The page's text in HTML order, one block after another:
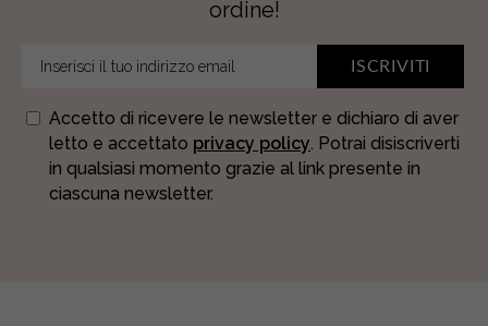
ordine!
ISCRIVITI
Accetto di ricevere le newsletter e dichiaro di aver
letto e accettato privacy policy. Potrai disiscriverti
in qualsiasi momento grazie al link presente in
ciascuna newsletter.